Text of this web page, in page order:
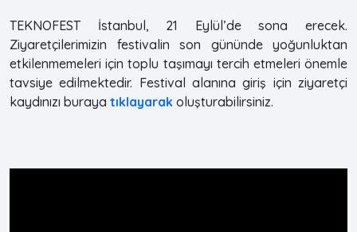
TEKNOFEST İstanbul, 21 Eylül’de sona erecek.
Ziyaretçilerimizin festivalin son gününde yoğunluktan
etkilenmemeleri için toplu taşımayı tercih etmeleri önemle
tavsiye edilmektedir. Festival alanına giriş için ziyaretçi
kaydınızı buraya tıklayarak oluşturabilirsiniz.